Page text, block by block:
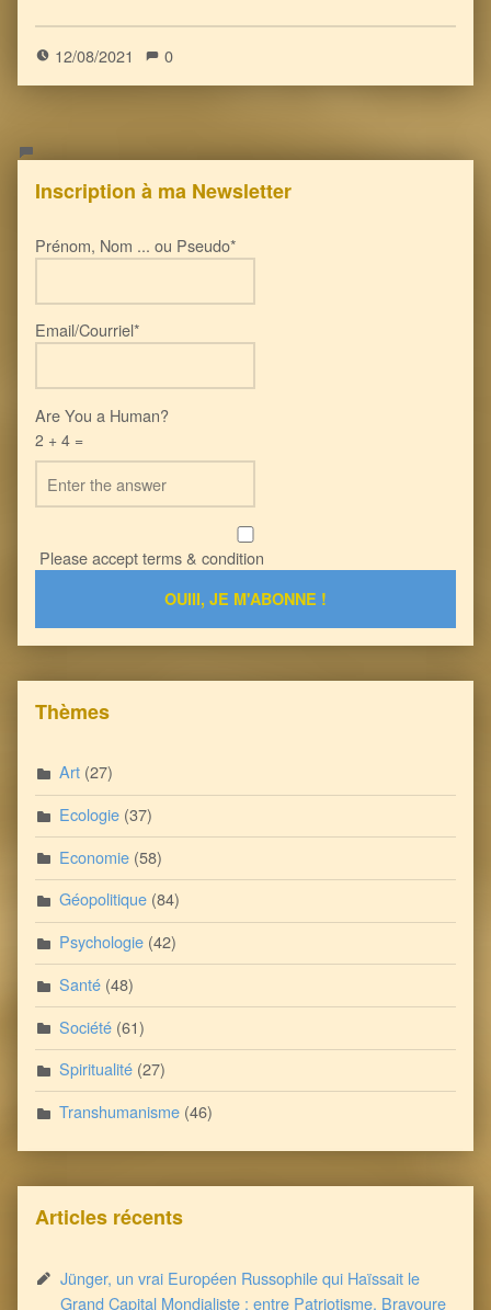
12/08/2021 0
Inscription à ma Newsletter
Prénom, Nom ... ou Pseudo*
Email/Courriel*
Are You a Human?
2 + 4 =
Please accept terms & condition
Thèmes
Art (27)
Ecologie (37)
Economie (58)
Géopolitique (84)
Psychologie (42)
Santé (48)
Société (61)
Spiritualité (27)
Transhumanisme (46)
Articles récents
Jünger, un vrai Européen Russophile qui Haïssait le
Grand Capital Mondialiste : entre Patriotisme, Bravoure